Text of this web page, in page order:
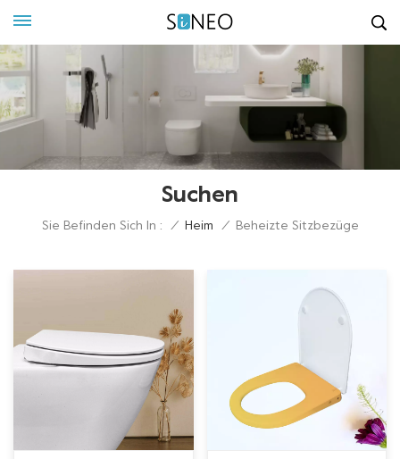
Suchen
Sie Befinden Sich In : / Heim / Beheizte Sitzbezüge